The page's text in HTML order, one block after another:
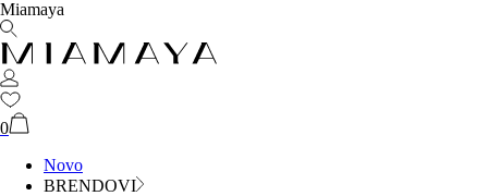
Miamaya
0
Novo
BRENDOVI